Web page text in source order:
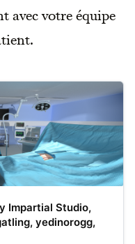
avec votre équipe
Impartial Studio,
yedinorogg,